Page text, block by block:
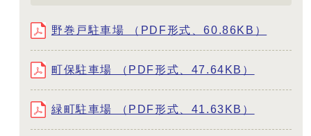
野巻戸駐車場 （PDF形式、60.86KB）
町保駐車場 （PDF形式、47.64KB）
緑町駐車場 （PDF形式、41.63KB）